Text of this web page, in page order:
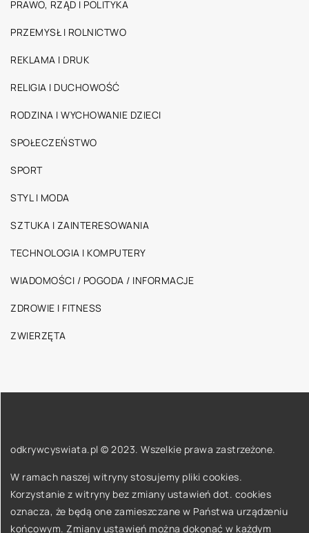
PRAWO, RZĄD I POLITYKA
PRZEMYSŁ I ROLNICTWO
REKLAMA I DRUK
RELIGIA I DUCHOWOŚĆ
RODZINA I WYCHOWANIE DZIECI
SPOŁECZEŃSTWO
SPORT
STYL I MODA
SZTUKA I ZAINTERESOWANIA
TECHNOLOGIA I KOMPUTERY
WIADOMOŚCI / POGODA / INFORMACJE
ZDROWIE I FITNESS
ZWIERZĘTA
odkrywcyswiata.pl © 2023. Wszelkie prawa zastrzeżone.
W ramach naszej witryny stosujemy pliki cookies.
Korzystanie z witryny bez zmiany ustawień dot. cookies
oznacza, że będą one zamieszczane w Państwa urządzeniu
końcowym. Zmiany ustawień można dokonać w każdym